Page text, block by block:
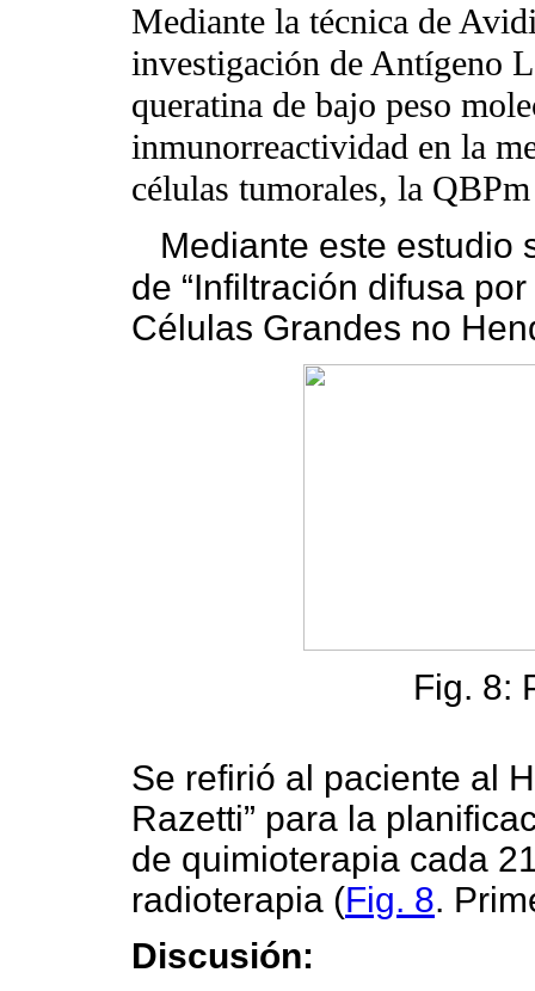
Mediante la técnica de
investigación de Antígeno
queratina de bajo peso
inmunorreactividad en la
células tumorales, la
Mediante este estudio
de “Infiltración difusa
Células Grandes no
Fig. 8:
Se refirió al paciente al
Razetti” para la
de quimioterapia cada
radioterapia (Fig. 8.
Discusión: